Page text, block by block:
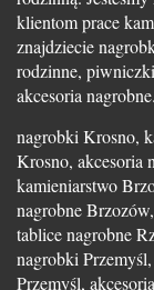
klientom prace
znajdziecie
rodzinne,
akcesoria nagrobne.
nagrobki Krosno,
Krosno, akcesoria
kamieniarstwo
nagrobne
tablice nagrobne
nagrobki
Przemyśl,